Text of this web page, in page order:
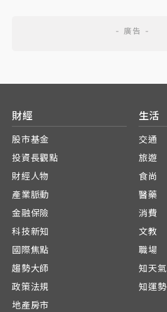
財經
股市基金
投資長觀點
財經人物
產業脈動
金融保險
科技新知
國際焦點
趨勢大師
政策法規
地產房市
生活
交通
旅遊
食尚
醫藥
消費
文教
職場
知天氣
知運勢